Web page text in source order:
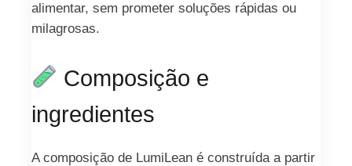
alimentar, sem prometer soluções rápidas ou
milagrosas.
Composição e
ingredientes
A composição de LumiLean é construída a partir